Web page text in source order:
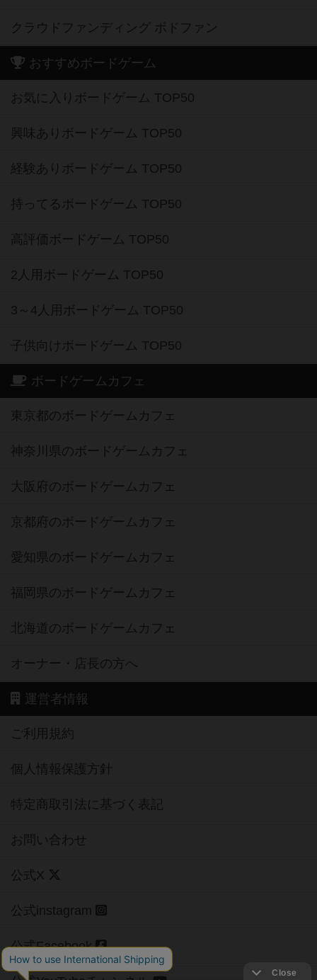
クラウドファンディング ボドファン
おすすめボードゲーム
お気に入りボードゲーム TOP50
興味ありボードゲーム TOP50
経験ありボードゲーム TOP50
持ってるボードゲーム TOP50
高評価ボードゲーム TOP50
2人用ボードゲーム TOP50
3～4人用ボードゲーム TOP50
子供向けボードゲーム TOP50
ボードゲームカフェ
東京都のボードゲームカフェ
神奈川県のボードゲームカフェ
大阪府のボードゲームカフェ
京都府のボードゲームカフェ
愛知県のボードゲームカフェ
福岡県のボードゲームカフェ
北海道のボードゲームカフェ
オーナー・店長の方へ
運営者情報
ご利用規約
個人情報保護方針
特定商取引法に基づく表記
お問い合わせ
公式X
公式instagram
公式Facebook